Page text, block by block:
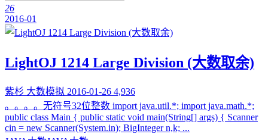
26
2016-01
LightOJ 1214 Large Division (大数取余)
紫杉 大数模拟 2016-01-26 4,936
。。。。无符号32位整数 import java.util.*; import java.math.*;
public class Main { public static void main(String[] args) { Scanner
cin = new Scanner(System.in); BigInteger n,k; ...